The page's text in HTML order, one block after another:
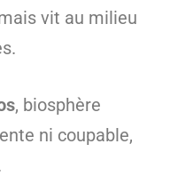
vit au milieu
, biosphère
ni coupable,